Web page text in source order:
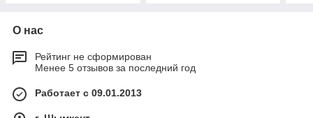
О нас
Рейтинг не сформирован
Менее 5 отзывов за последний год
Работает с 09.01.2013